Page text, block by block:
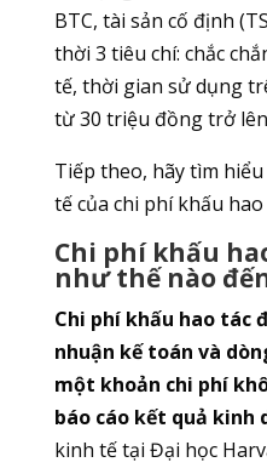
BTC, tài sản cố định
thời 3 tiêu chí: chắc
tế, thời gian sử dụng
từ 30 triệu đồng trở
Tiếp theo, hãy tìm
tế của chi phí khấu
Chi phí khấu
như thế nào
Chi phí khấu hao tác
nhuận kế toán và
một khoản chi phí
báo cáo kết quả kinh
kinh tế tại Đại học